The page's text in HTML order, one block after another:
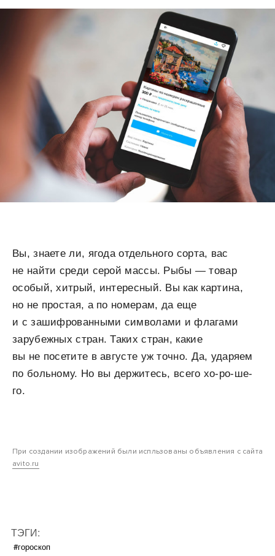
Вы, знаете ли, ягода отдельного сорта, вас
не найти среди серой массы. Рыбы — товар
особый, хитрый, интересный. Вы как картина,
но не простая, а по номерам, да еще
и с зашифрованными символами и флагами
зарубежных стран. Таких стран, какие
вы не посетите в августе уж точно. Да, ударяем
по больному. Но вы держитесь, всего хо-ро-ше-
го.
При создании изображений были испльзованы объявления с сайта
avito.ru
ТЭГИ:
#гороскоп